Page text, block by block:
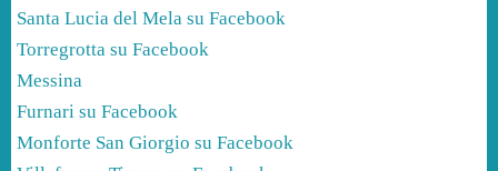
Santa Lucia del Mela su Facebook
Torregrotta su Facebook
Messina
Furnari su Facebook
Monforte San Giorgio su Facebook